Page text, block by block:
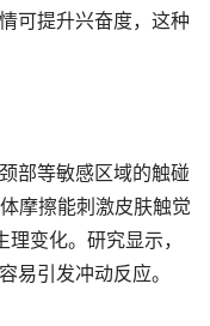
可提升兴奋度，这种
部等敏感区域的触碰
摩擦能刺激皮肤触觉
变化。研究显示，
易引发冲动反应。